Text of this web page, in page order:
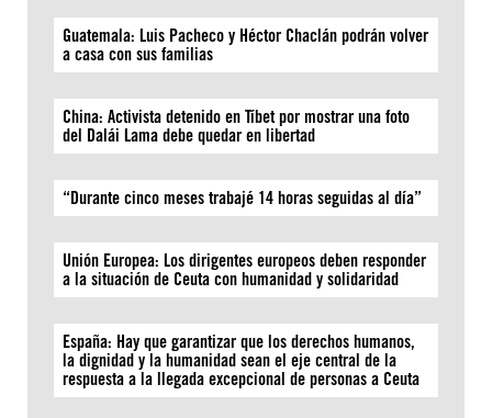
Guatemala: Luis Pacheco y Héctor Chaclán podrán volver
a casa con sus familias
China: Activista detenido en Tíbet por mostrar una foto
del Dalái Lama debe quedar en libertad
“Durante cinco meses trabajé 14 horas seguidas al día”
Unión Europea: Los dirigentes europeos deben responder
a la situación de Ceuta con humanidad y solidaridad
España: Hay que garantizar que los derechos humanos,
la dignidad y la humanidad sean el eje central de la
respuesta a la llegada excepcional de personas a Ceuta